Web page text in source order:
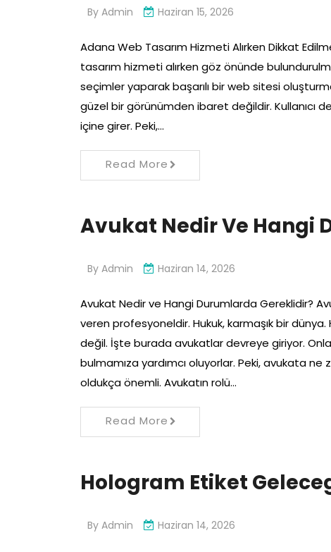
By Admin Haziran 15, 2026
Adana Web Tasarım Hizmeti Alırken Dikkat
tasarım hizmeti alırken göz önünde
seçimler yaparak başarılı bir web sitesi
güzel bir görünümden ibaret değildir. Kullanıcı
içine girer. Peki,…
Read More
Avukat Nedir Ve Hangi
By Admin Haziran 14, 2026
Avukat Nedir ve Hangi Durumlarda Gereklidir?
veren profesyoneldir. Hukuk, karmaşık bir
değil. İşte burada avukatlar devreye giriyor.
bulmamıza yardımcı oluyorlar. Peki, avukata
oldukça önemli. Avukatın rolü…
Read More
Hologram Etiket
By Admin Haziran 14, 2026